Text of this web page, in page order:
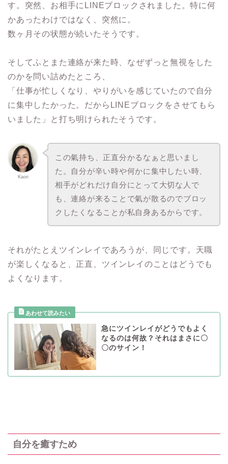
す。突然、お相手にLINEブロックされました。特に何
かあったわけではなく、突然に。
数ヶ月その状態が続いたそうです。
そしてふとまた連絡が来た時、なぜずっと無視をした
のかを問い詰めたところ、
「仕事が忙しくなり、やりがいを感じていたので自分
に集中したかった。だからLINEブロックをさせてもら
いました」と打ち明けられたそうです。
Kaori
この氣持ち、正直分かるなぁと思いまし
た。自分が辛い時や何かに集中したい時、
相手がどれだけ自分にとって大切な人で
も、連絡が来ることで氣が散るのでブロッ
クしたくなることが私自身あるからです。
それがたとえツインレイであろうが、同じです。天職
が楽しくなると、正直、ツインレイのことはどうでも
よくなります。
急にツインレイがどうでもよく
なるのは何故？それはまさに〇
〇のサイン！
自分を癒すため